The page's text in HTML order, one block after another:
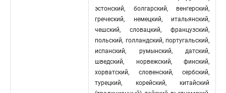
эстонский, болгарский, венгерский,
греческий, немецкий, итальянский,
чешский, словацкий, французский,
польский, голландский, португальский,
испанский, румынский, датский,
шведский, норвежский, финский,
хорватский, словенский, сербский,
турецкий, корейский, китайский